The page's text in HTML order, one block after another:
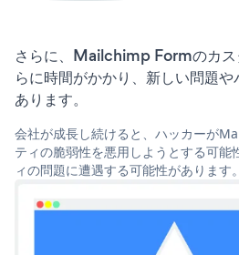
さらに、Mailchimp Formのカス
らに時間がかかり、新しい問題
あります。
会社が成長し続けると、ハッカーが
ティの脆弱性を悪用しようとする可能
ィの問題に遭遇する可能性があります。